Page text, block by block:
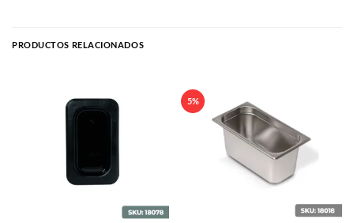
PRODUCTOS RELACIONADOS
5%